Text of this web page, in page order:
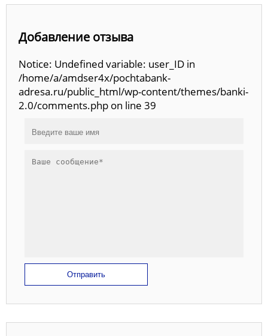
Добавление отзыва
Notice: Undefined variable: user_ID in
/home/a/amdser4x/pochtabank-
adresa.ru/public_html/wp-content/themes/banki-
2.0/comments.php on line 39
Отправить